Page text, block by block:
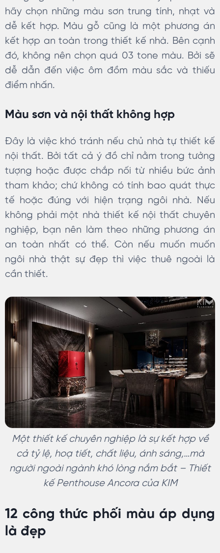
hãy chọn những màu sơn trung tính, nhạt và
dễ kết hợp. Màu gỗ cũng là một phương án
kết hợp an toàn trong thiết kế nhà. Bên cạnh
đó, không nên chọn quá 03 tone màu. Bởi sẽ
dễ dẫn đến việc ôm đồm màu sắc và thiếu
điểm nhấn.
Màu sơn và nội thất không hợp
Đây là việc khó tránh nếu chủ nhà tự thiết kế
nội thất. Bởi tất cả ý đồ chỉ nằm trong tưởng
tượng hoặc được chắp nối từ nhiều bức ảnh
tham khảo; chứ không có tính bao quát thực
tế hoặc đúng với hiện trạng ngôi nhà. Nếu
không phải một nhà thiết kế nội thất chuyên
nghiệp, bạn nên làm theo những phương án
an toàn nhất có thể. Còn nếu muốn muốn
ngôi nhà thật sự đẹp thì việc thuê ngoài là
cần thiết.
Một thiết kế chuyên nghiệp là sự kết hợp về
cả tỷ lệ, hoạ tiết, chất liệu, ánh sáng,…mà
người ngoài ngành khó lòng nắm bắt – Thiết
kế Penthouse Ancora của KIM
12 công thức phối màu áp dụng
là đẹp